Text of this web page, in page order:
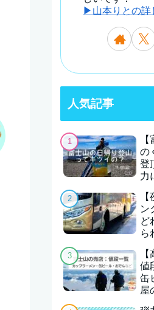
▶山本りとの詳
人気記事
の
登
力
ン
ど
ら
値
缶
屋